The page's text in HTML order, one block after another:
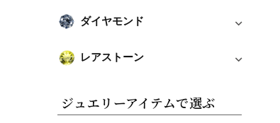
ダイヤモンド
レアストーン
ジュエリーアイテムで選ぶ